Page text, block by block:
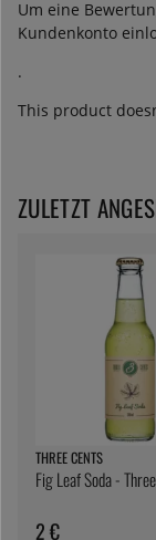
Um eine
Kundenkonto
.
This product
ZULETZT
THREE CENTS
Fig Leaf Soda -
2 €